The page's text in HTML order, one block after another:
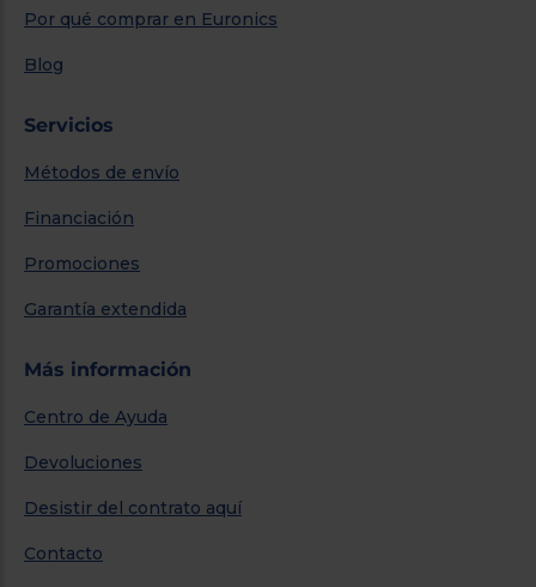
Por qué comprar en Euronics
Blog
Servicios
Métodos de envío
Financiación
Promociones
Garantía extendida
Más información
Centro de Ayuda
Devoluciones
Desistir del contrato aquí
Contacto